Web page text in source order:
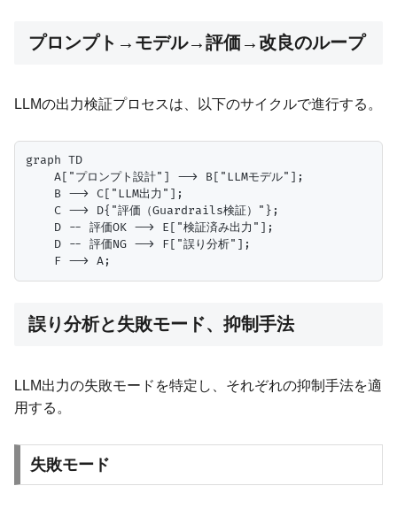
プロンプト→モデル→評価→改良のループ
LLMの出力検証プロセスは、以下のサイクルで進行する。
graph TD
    A["プロンプト設計"] --> B["LLMモデル"];
    B --> C["LLM出力"];
    C --> D{"評価（Guardrails検証）"};
    D -- 評価OK --> E["検証済み出力"];
    D -- 評価NG --> F["誤り分析"];
誤り分析と失敗モード、抑制手法
LLM出力の失敗モードを特定し、それぞれの抑制手法を適
用する。
失敗モード